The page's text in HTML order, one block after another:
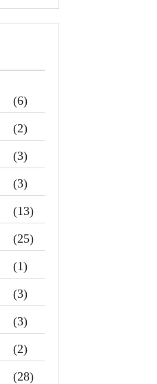
(6)
(2)
(3)
(3)
(13)
(25)
(1)
(3)
(3)
(2)
(28)